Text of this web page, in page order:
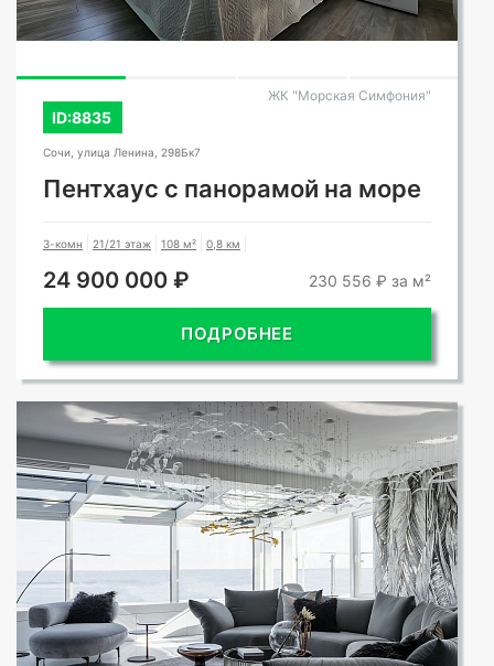
ID:8835
ЖК "Морская Симфония"
Сочи, улица Ленина, 298Бк7
Пентхаус с панорамой на море
3-комн 21/21 этаж 108 м² 0,8 км
24 900 000 ₽ 230 556 ₽ за м²
ПОДРОБНЕЕ